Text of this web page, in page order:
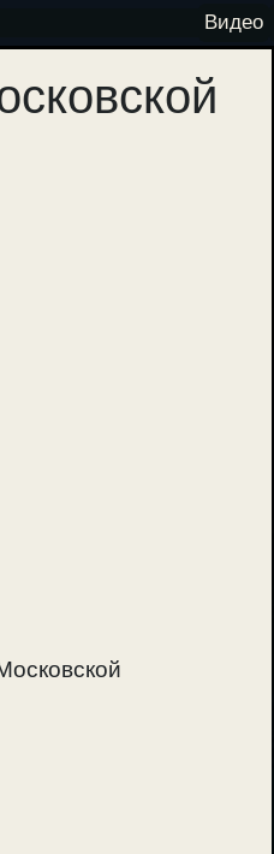
Видео